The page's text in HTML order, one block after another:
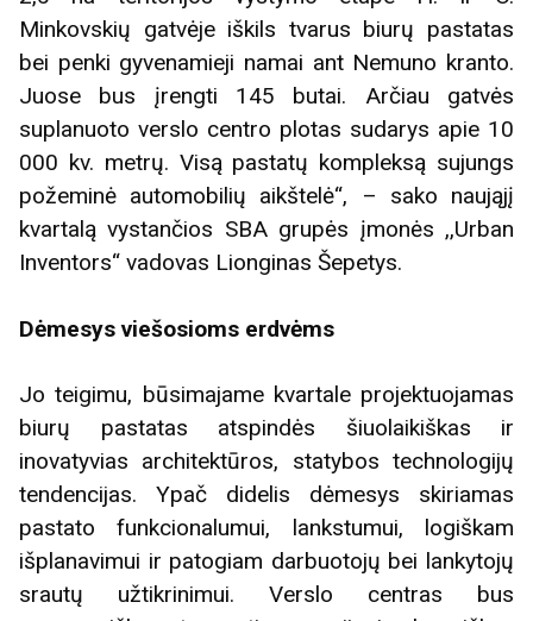
Minkovskių gatvėje iškils tvarus biurų pastatas
bei penki gyvenamieji namai ant Nemuno kranto.
Juose bus įrengti 145 butai. Arčiau gatvės
suplanuoto verslo centro plotas sudarys apie 10
000 kv. metrų. Visą pastatų kompleksą sujungs
požeminė automobilių aikštelė“, – sako naująjį
kvartalą vystančios SBA grupės įmonės ,,Urban
Inventors“ vadovas Lionginas Šepetys.
Dėmesys viešosioms erdvėms
Jo teigimu, būsimajame kvartale projektuojamas
biurų pastatas atspindės šiuolaikiškas ir
inovatyvias architektūros, statybos technologijų
tendencijas. Ypač didelis dėmesys skiriamas
pastato funkcionalumui, lankstumui, logiškam
išplanavimui ir patogiam darbuotojų bei lankytojų
srautų užtikrinimui. Verslo centras bus